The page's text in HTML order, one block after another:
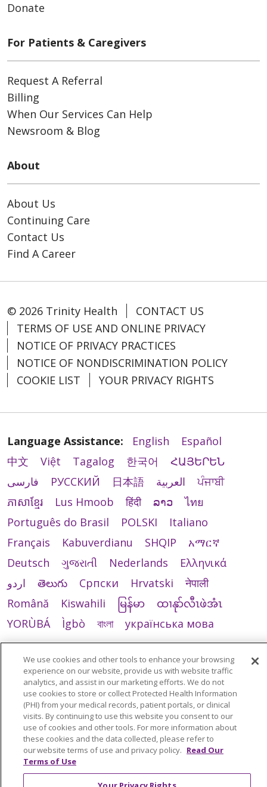
Donate
For Patients & Caregivers
Request A Referral
Billing
When Our Services Can Help
Newsroom & Blog
About
About Us
Continuing Care
Contact Us
Find A Career
© 2026 Trinity Health
CONTACT US
TERMS OF USE AND ONLINE PRIVACY
NOTICE OF PRIVACY PRACTICES
NOTICE OF NONDISCRIMINATION POLICY
COOKIE LIST
YOUR PRIVACY RIGHTS
Language Assistance: English
Español
中文
Việt Tagalog 한국어
ՀԱՅԵՐԵՆ
فارسی
РУССКИЙ 日本語 العربية
ਪੰਜਾਬੀ
ភាសាខ្មែរ
Lus Hmoob हिंदी ລາວ
ไทย
Português do Brasil
POLSKI
Italiano
Français
Kabuverdianu SHQIP
አማርኛ
Deutsch
ગુજરાતી Nederlands
Ελληνικά
اردو
తెలుగు Cрпски Hrvatski
नेपाली
Română
Kiswahili မြန်မာ
ထၢနုာ်လီၤဖဲအံၤ
YORÙBÁ
Ìgbò বাংলা українська мова
We use cookies and other tools to enhance your browsing
experience on our website, provide us with website traffic
analytics, and assist in our marketing efforts. We do not
use cookies to store or collect Protected Health Information
(PHI) from your medical records, patient portals, or clinical
visits. By continuing to use this website you consent to our
use of cookies and other tools. For more information about
these cookies and the data collected, please refer to
our website terms of use and privacy policy. Read Our
Terms of Use